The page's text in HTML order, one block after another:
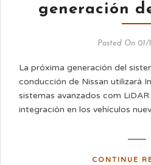
generación
Posted On 01/
La próxima generación del
conducción de Nissan utilizará
sistemas avanzados com
integración en los vehículos
CONTINUE